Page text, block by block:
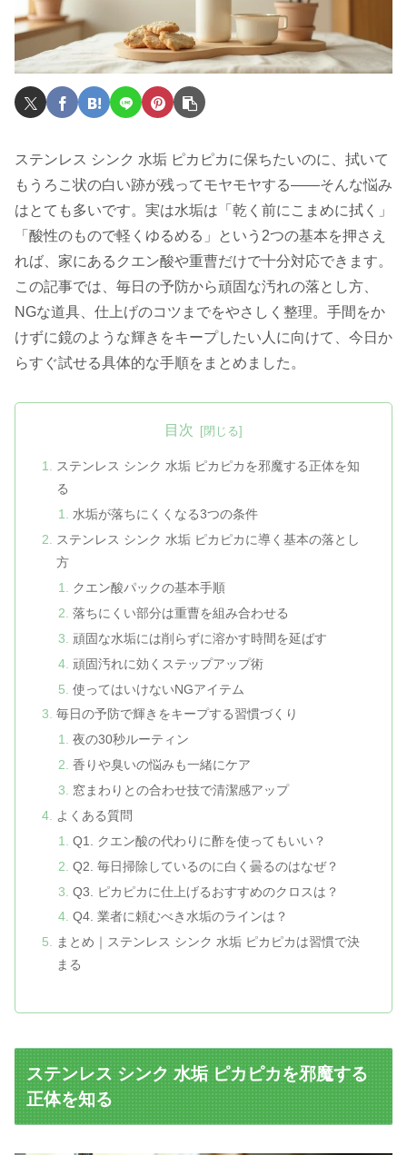
ステンレス シンク 水垢 ピカピカに保ちたいのに、拭いて
もうろこ状の白い跡が残ってモヤモヤする——そんな悩み
はとても多いです。実は水垢は「乾く前にこまめに拭く」
「酸性のもので軽くゆるめる」という2つの基本を押さえ
れば、家にあるクエン酸や重曹だけで十分対応できます。
この記事では、毎日の予防から頑固な汚れの落とし方、
NGな道具、仕上げのコツまでをやさしく整理。手間をか
けずに鏡のような輝きをキープしたい人に向けて、今日か
らすぐ試せる具体的な手順をまとめました。
目次
ステンレス シンク 水垢 ピカピカを邪魔する正体を知
る
水垢が落ちにくくなる3つの条件
ステンレス シンク 水垢 ピカピカに導く基本の落とし
方
クエン酸パックの基本手順
落ちにくい部分は重曹を組み合わせる
頑固な水垢には削らずに溶かす時間を延ばす
頑固汚れに効くステップアップ術
使ってはいけないNGアイテム
毎日の予防で輝きをキープする習慣づくり
夜の30秒ルーティン
香りや臭いの悩みも一緒にケア
窓まわりとの合わせ技で清潔感アップ
よくある質問
Q1. クエン酸の代わりに酢を使ってもいい？
Q2. 毎日掃除しているのに白く曇るのはなぜ？
Q3. ピカピカに仕上げるおすすめのクロスは？
Q4. 業者に頼むべき水垢のラインは？
まとめ｜ステンレス シンク 水垢 ピカピカは習慣で決
まる
ステンレス シンク 水垢 ピカピカを邪魔する
正体を知る